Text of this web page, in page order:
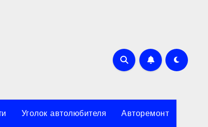
Уголок автолюбителя Авторемонт